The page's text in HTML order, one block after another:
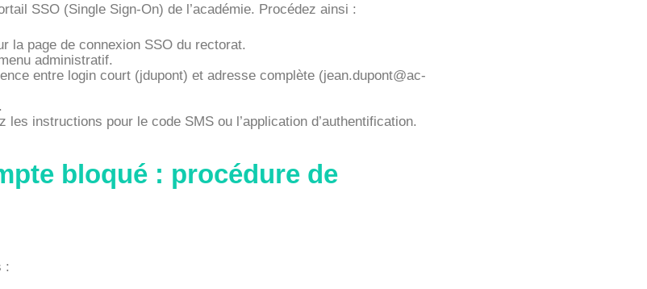
SSO (Single Sign-On) de l’académie. Procédez ainsi :
la page de connexion SSO du rectorat.
administratif.
entre login court (jdupont) et adresse complète (jean.dupont@ac-
instructions pour le code SMS ou l’application d’authentification.
bloqué : procédure de
: